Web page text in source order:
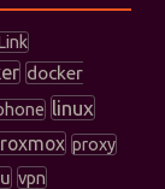
docker
linux
proxy
vpn